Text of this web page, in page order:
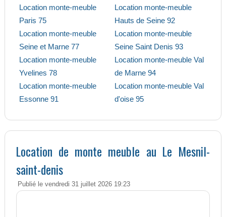
Location monte-meuble
Paris 75
Location monte-meuble
Seine et Marne 77
Location monte-meuble
Yvelines 78
Location monte-meuble
Essonne 91
Location monte-meuble
Hauts de Seine 92
Location monte-meuble
Seine Saint Denis 93
Location monte-meuble Val
de Marne 94
Location monte-meuble Val
d'oise 95
Location de monte meuble au Le Mesnil-
saint-denis
Publié le vendredi 31 juillet 2026 19:23